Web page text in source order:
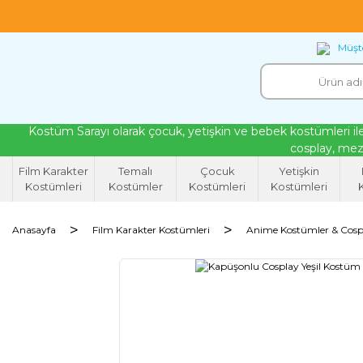
Kostüm Sarayı olarak çocuk, yetişkin ve bebek kostümleri
cosplay,
Film Karakter
Kostümleri
Temalı
Kostümler
Çocuk
Kostümleri
Yetişkin
Kostümleri
Anasayfa Film Karakter Kostümleri Anime Kostümler &